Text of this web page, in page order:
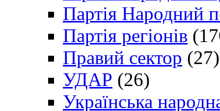
Партія Народний
Партія регіонів
Правий сектор (27)
УДАР (26)
Українська